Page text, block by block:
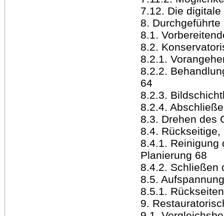
7.12. Die
8.
8.1.
8.2.
8.2.1.
8.2.2.
64
8.2.3.
8.2.4.
8.3. Drehen des
8.4.
8.4.1. Reinigung
Planierung 68
8.4.2. Schließen
8.5.
8.5.1.
9.